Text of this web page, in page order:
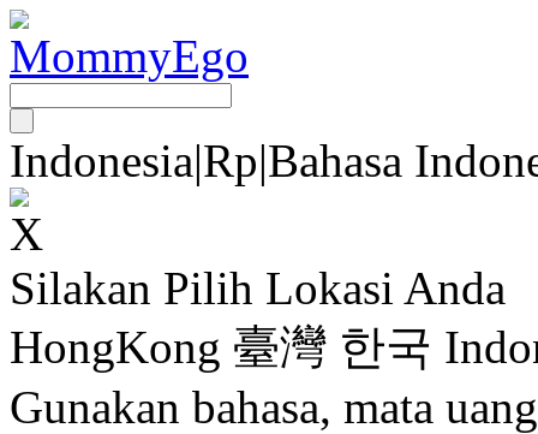
Indonesia|Rp|Bahasa
Silakan Pilih Lokasi Anda
HongKong 臺灣 한국
Gunakan bahasa, mata uang